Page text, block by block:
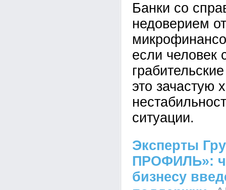
Банки со
недоверием
если человек
это зачастую
ситуации.
Эксперты
ПРОФИЛЬ»:
бизнесу